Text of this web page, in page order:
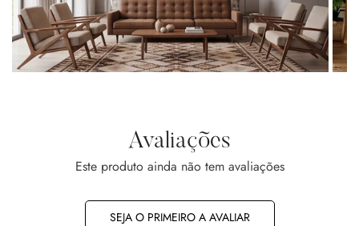
Avaliações
Este produto ainda não tem avaliações
SEJA O PRIMEIRO A AVALIAR
No, I'm not Yes, I am